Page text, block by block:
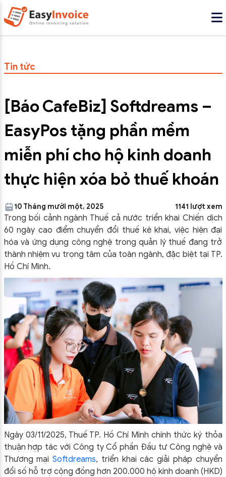
Tin tức
[Báo CafeBiz] Softdreams –
EasyPos tặng phần mềm
miễn phí cho hộ kinh doanh
thực hiện xóa bỏ thuế khoán
10 Tháng mười một, 2025 1141 lượt xem
Trong bối cảnh ngành Thuế cả nước triển khai Chiến dịch
60 ngày cao điểm chuyển đổi thuế kê khai, việc hiện đại
hóa và ứng dụng công nghệ trong quản lý thuế đang trở
thành nhiệm vụ trọng tâm của toàn ngành, đặc biệt tại TP.
Hồ Chí Minh.
Ngày 03/11/2025, Thuế TP. Hồ Chí Minh chính thức ký thỏa
thuận hợp tác với Công ty Cổ phần Đầu tư Công nghệ và
Thương mại Softdreams, triển khai các giải pháp chuyển
đổi số hỗ trợ cộng đồng hơn 200.000 hộ kinh doanh (HKD)